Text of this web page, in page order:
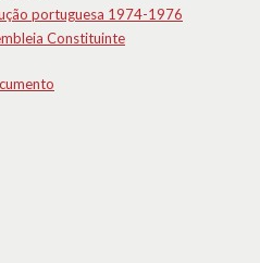
portuguesa 1974-1976
Constituinte